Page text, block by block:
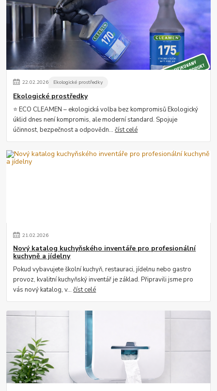
22.02.2026 Ekologické prostředky
Ekologické prostředky
⭐ ECO CLEAMEN – ekologická volba bez kompromisů Ekologický
úklid dnes není kompromis, ale moderní standard. Spojuje
účinnost, bezpečnost a odpovědn...číst celé
21.02.2026
Nový katalog kuchyňského inventáře pro profesionální
kuchyně a jídelny
Pokud vybavujete školní kuchyň, restauraci, jídelnu nebo gastro
provoz, kvalitní kuchyňský inventář je základ. Připravili jsme pro
vás nový katalog, v...číst celé